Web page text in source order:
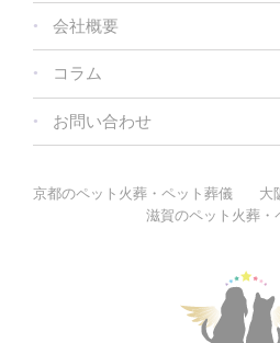
会社概要
コラム
お問い合わせ
京都のペット火葬・ペット葬儀
大
滋賀のペット火葬・